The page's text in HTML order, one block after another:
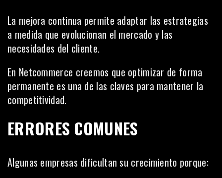
La mejora continua permite adaptar las estrategias
a medida que evolucionan el mercado y las
necesidades del cliente.
En Netcommerce creemos que optimizar de forma
permanente es una de las claves para mantener la
competitividad.
ERRORES COMUNES
Algunas empresas dificultan su crecimiento porque: